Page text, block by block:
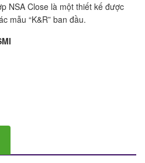
NSA Close là một thiết kế được
mẫu “K&R” ban đầu.